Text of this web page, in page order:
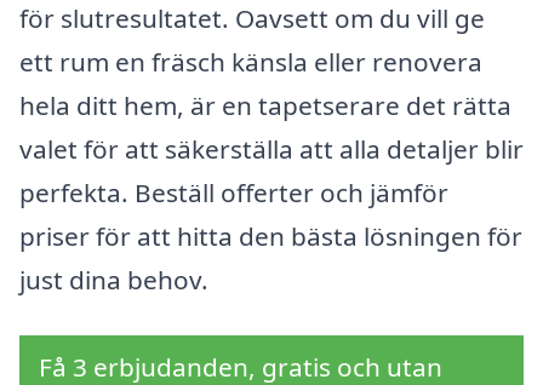
för slutresultatet. Oavsett om du vill ge
ett rum en fräsch känsla eller renovera
hela ditt hem, är en tapetserare det rätta
valet för att säkerställa att alla detaljer blir
perfekta. Beställ offerter och jämför
priser för att hitta den bästa lösningen för
just dina behov.
Få 3 erbjudanden, gratis och utan